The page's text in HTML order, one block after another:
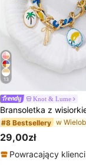
13
Knot & Lume
#8 Bestsellery
29,00zł
Powracający klienci